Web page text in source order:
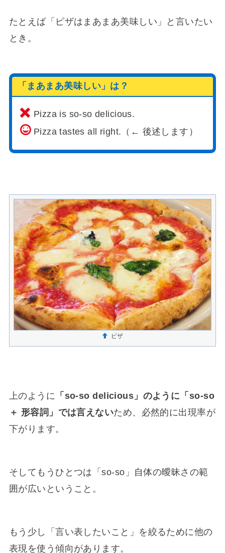
たとえば「ピザはまあまあ美味しい」と言いたい
とき。
「まあまあ美味しい」は？
Pizza is so-so delicious.
Pizza tastes all right.（← 後述します）
ピザ
上のように 「so-so delicious」のように「so-so
＋ 形容詞」では言えないため、必然的に出現率が
下がります。
そしてもうひとつは「so-so」自体の曖昧さの範
囲が広いということ。
もう少し「言い表したいこと」を絞るために他の
表現を使う傾向があります。